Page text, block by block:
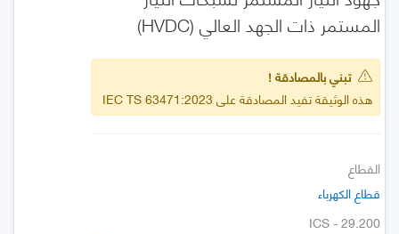
المستمر ذات الجهد العالي (HVDC)
تبني بالمصادقة !
هذه الوثيقة تفيد المصادقة على IEC TS 63471:2023
القطاع
قطاع الكهرباء
ICS - 29.200